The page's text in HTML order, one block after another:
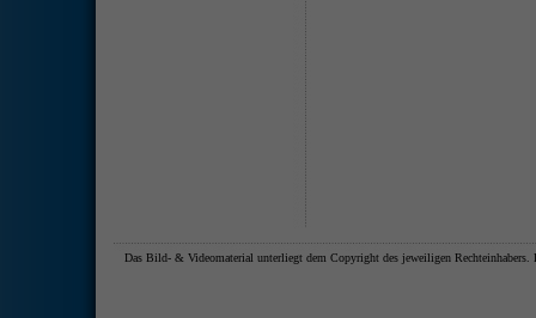
Das Bild- & Videomaterial unterliegt dem Copyright des jeweiligen